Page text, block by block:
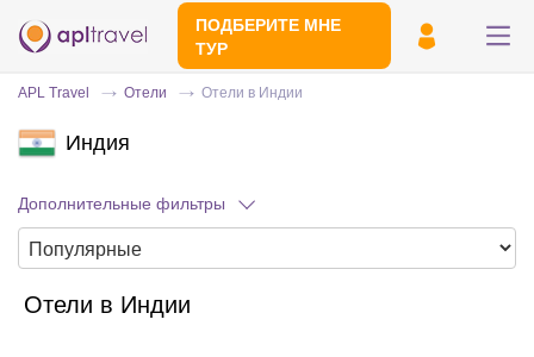
ПОДБЕРИТЕ МНЕ
ТУР
APL Travel Отели Отели в Индии
Индия
Дополнительные фильтры
Отели в Индии